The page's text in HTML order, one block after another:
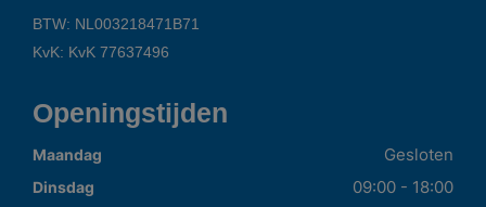
BTW: NL003218471B71
KvK: KvK 77637496
Openingstijden
Maandag Gesloten
Dinsdag 09:00 - 18:00